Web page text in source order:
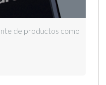
de productos como